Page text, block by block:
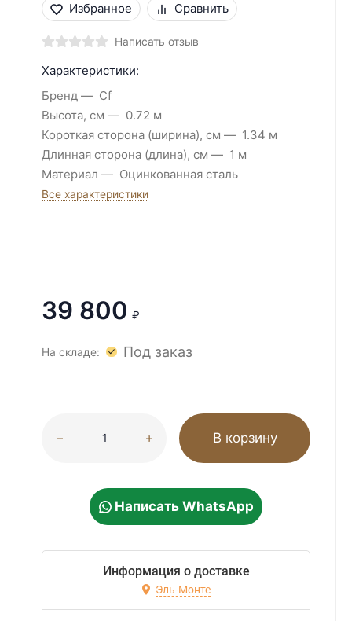
Избранное Сравнить
Написать отзыв
Характеристики:
Бренд
Cf
Высота, см
0.72 м
Короткая сторона (ширина), см
1.34 м
Длинная сторона (длина), см
1 м
Материал
Оцинкованная сталь
Все характеристики
39 800 ₽
На складе: Под заказ
В корзину
Написать WhatsApp
Информация о доставке
Эль-Монте